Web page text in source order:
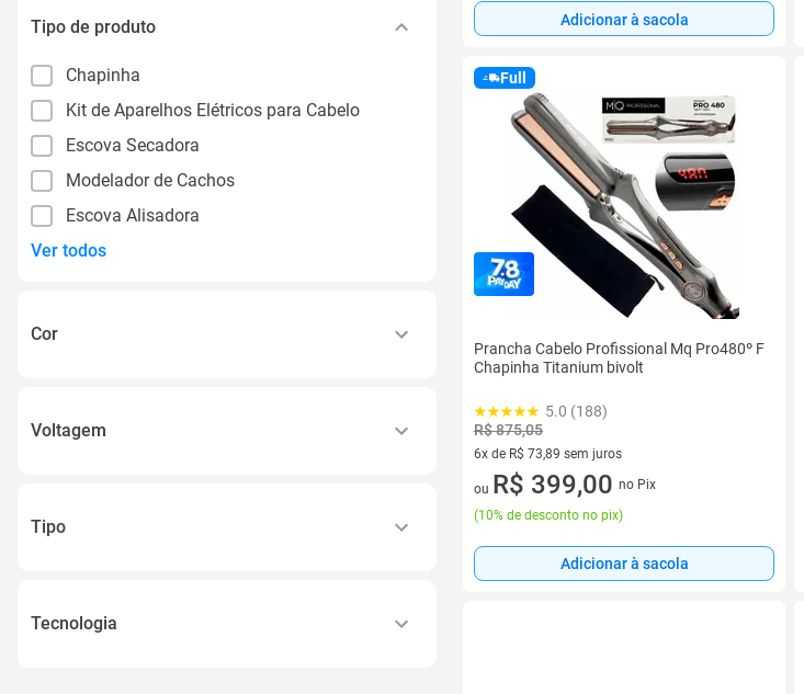
Tipo de produto
Chapinha
Kit de Aparelhos Elétricos para Cabelo
Escova Secadora
Modelador de Cachos
Escova Alisadora
Ver todos
Cor
Voltagem
Tipo
Tecnologia
Adicionar à sacola
Full
Prancha Cabelo Profissional Mq Pro480º F
Chapinha Titanium bivolt
5.0 (188)
R$ 875,05
6x de R$ 73,89 sem juros
6 vez de R$ 73,89 sem juros
ou R$ 399,00 no Pix
(10% de desconto no pix)
Adicionar à sacola